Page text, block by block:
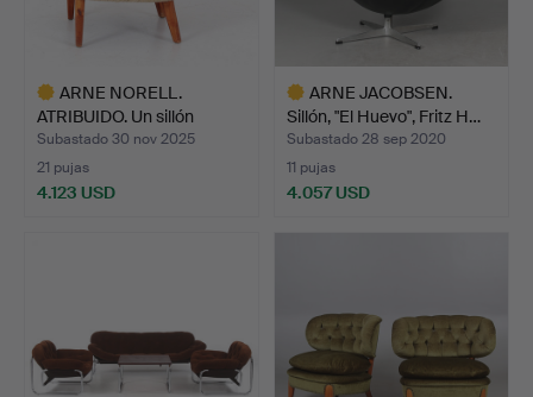
ARNE NORELL.
ATRIBUIDO. Un sillón
«Gary» (…
Subastado 30 nov 2025
21 pujas
4.123 USD
ARNE JACOBSEN.
Sillón, "El Huevo", Fritz H…
Subastado 28 sep 2020
11 pujas
4.057 USD